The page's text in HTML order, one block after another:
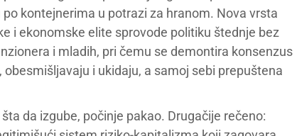
kontejnerima u potrazi za hranom. Nova vrsta
i ekonomske elite sprovode politiku štednje bez
i mladih, pri čemu se demontira konsenzus
i ukidaju, a samoj sebi prepuštena
da izgube, počinje pakao. Drugačije rečeno: